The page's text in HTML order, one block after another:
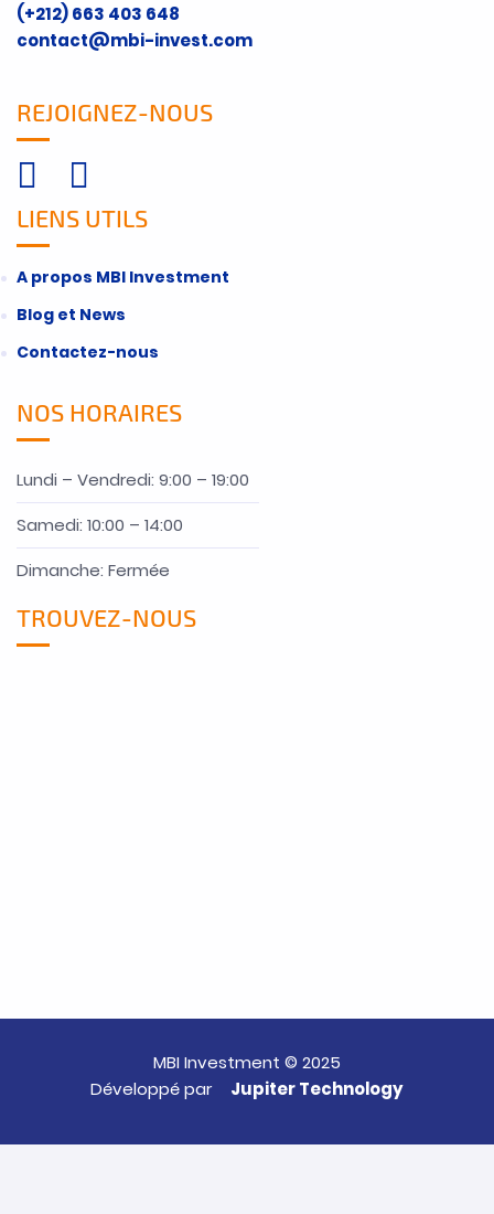
(+212) 663 403 648
contact@mbi-invest.com
REJOIGNEZ-NOUS
LIENS UTILS
A propos MBI Investment
Blog et News
Contactez-nous
NOS HORAIRES
Lundi – Vendredi: 9:00 – 19:00
Samedi: 10:00 – 14:00
Dimanche: Fermée
TROUVEZ-NOUS
MBI Investment © 2025
Développé par
Jupiter Technology